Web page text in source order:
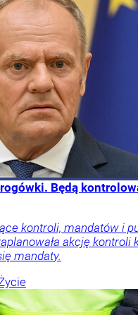
Będą
kontroli, mandatów i
akcję kontroli
mandaty.